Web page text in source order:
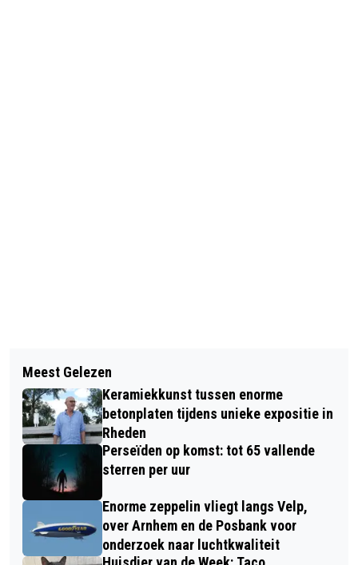
SCHILDERIJEN VAN CAROLIEN
HARTEVELD IN DE PAPERCLIP VELP
GELDERS ARCADIË: GESCHIEDENIS IN
VERHALEN VAN GELDERSE
GEMEENTEN
Meest Gelezen
Keramiekkunst tussen enorme
betonplaten tijdens unieke expositie in
Rheden
Perseïden op komst: tot 65 vallende
sterren per uur
Enorme zeppelin vliegt langs Velp,
over Arnhem en de Posbank voor
onderzoek naar luchtkwaliteit